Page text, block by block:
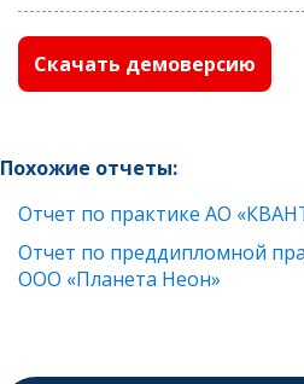
Скачать демоверсию
Похожие отчеты:
Отчет по практике АО
Отчет по преддипломной
ООО «Планета Неон»